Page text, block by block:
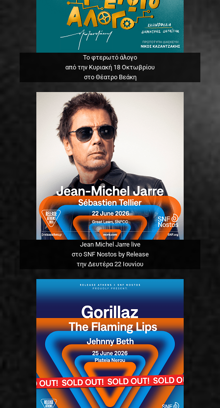
Το φτερωτό άλογο
από την Κυριακή 18 Οκτωβρίου
στο Θέατρο Βεάκη
Jean Michel Jarre live
στο SNF Nostos by Release
την Δευτέρα 22 Ιουνίου